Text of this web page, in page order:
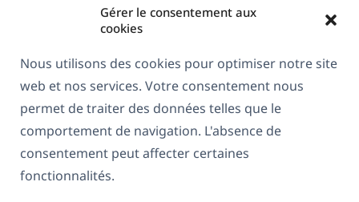
Gérer le consentement aux
cookies
Nous utilisons des cookies pour optimiser notre site
web et nos services. Votre consentement nous
permet de traiter des données telles que le
comportement de navigation. L'absence de
consentement peut affecter certaines
fonctionnalités.